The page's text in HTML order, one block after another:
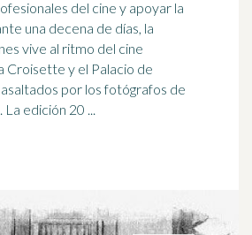
del cine y apoyar la
vive al ritmo del cine
Croisette y el Palacio de
por los fotógrafos de
edición 20 ...